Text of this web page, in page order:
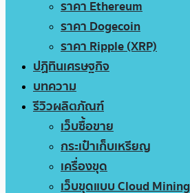
ราคา Ethereum
ราคา Dogecoin
ราคา Ripple (XRP)
ปฏิทินเศรษฐกิจ
บทความ
รีวิวผลิตภัณฑ์
เว็บซื้อขาย
กระเป๋าเก็บเหรียญ
เครื่องขุด
เว็บขุดแบบ Cloud Mining